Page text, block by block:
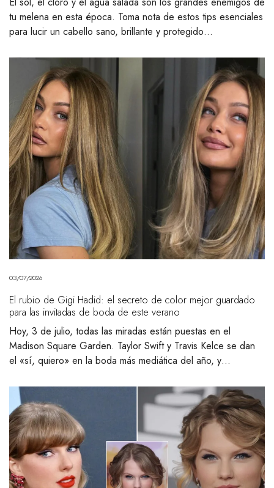
tu melena en esta época. Toma nota de estos tips esenciales
para lucir un cabello sano, brillante y protegido…
03/07/2026
El rubio de Gigi Hadid: el secreto de color mejor guardado
para las invitadas de boda de este verano
Hoy, 3 de julio, todas las miradas están puestas en el
Madison Square Garden. Taylor Swift y Travis Kelce se dan
el «sí, quiero» en la boda más mediática del año, y…